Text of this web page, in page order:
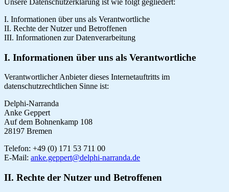
I. Informationen über uns als Verantwortliche
II. Rechte der Nutzer und Betroffenen
III. Informationen zur Datenverarbeitung
I. Informationen über uns als Verantwortliche
Verantwortlicher Anbieter dieses Internetauftritts im
datenschutzrechtlichen Sinne ist:
Delphi-Narranda
Anke Geppert
Auf dem Bohnenkamp 108
28197 Bremen
Telefon: +49 (0) 171 53 711 00
E-Mail: anke.geppert@delphi-narranda.de
II. Rechte der Nutzer und Betroffenen